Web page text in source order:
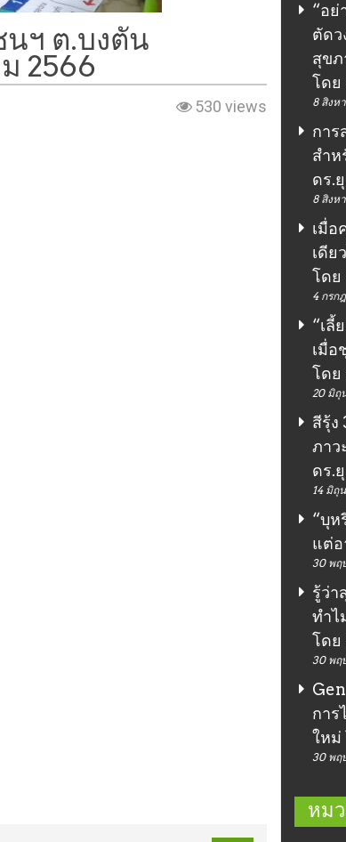
ฯ ต.บงตัน
2566
530 views
“อย่
ตัดว
สุขภ
โดย
8 สิงห
การ
สำห
ดร.
8 สิงห
เมื่อ
เดีย
โดย
4 กรก
“เลี้
เมื่อ
โดย
20 มิถุ
สีรุ้ง
ภาว
ดร.
14 มิถุ
“บุห
แต่อ
30 พฤ
รู้ว่า
ทำไ
โดย
30 พฤ
การ
ใหม่
30 พฤ
หม